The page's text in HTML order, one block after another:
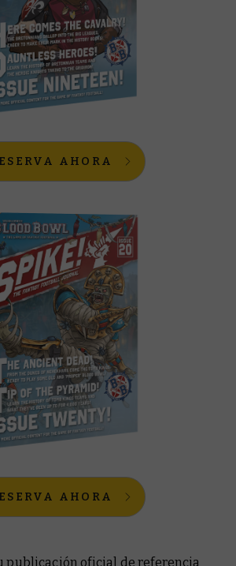
AHORA
AHORA
publicación oficial de referencia